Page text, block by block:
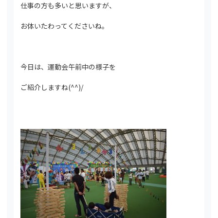
仕事の方も多いと思いますが、
お体いたわってくださいね。
今日は、運動会午前中の様子を
ご紹介しますね(^^)/